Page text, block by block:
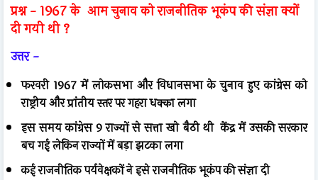
प्रश्न -1967 के आम चुनाव को राजनीतिक भूकंप की संज्ञा क्यों
दी गयी थी ?
उत्तर -
फरवरी 1967 में लोकसभा और विधानसभा के चुनाव हुएकांग्रेस को
राष्ट्रीय और प्रांतीय स्तर पर गहरा धक्का लगा
इस समय कांग्रेस 9 राज्यों से सत्ता खो बैठी थीकेंद्र में उसकी सरकार
बच गई लेकिन राज्यों में बड़ा झटका लगा
कई राजनीतिक पर्यवेक्षकों ने इसे राजनीतिक भूकंप की संज्ञा दी